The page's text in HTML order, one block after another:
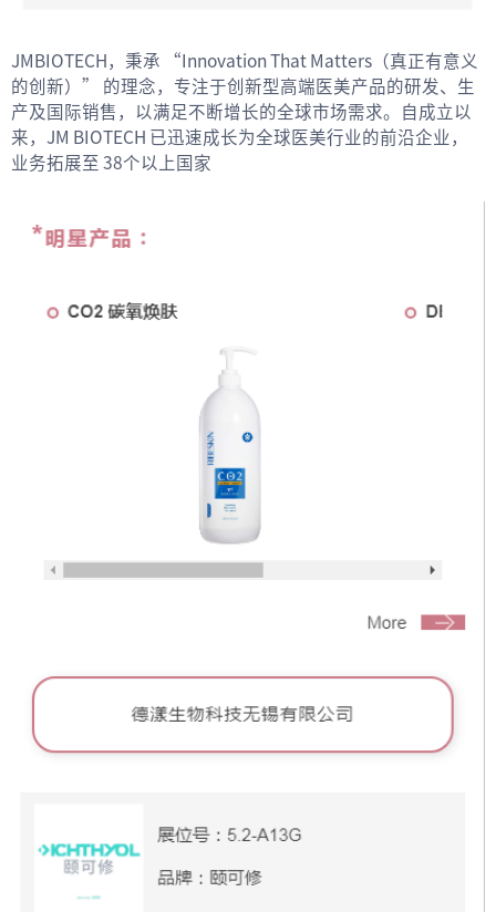
JMBIOTECH，秉承 “Innovation That Matters（真正有意义
的创新）” 的理念，专注于创新型高端医美产品的研发、生
产及国际销售，以满足不断增长的全球市场需求。自成立以
来，JM BIOTECH 已迅速成长为全球医美行业的前沿企业，
业务拓展至 38个以上国家